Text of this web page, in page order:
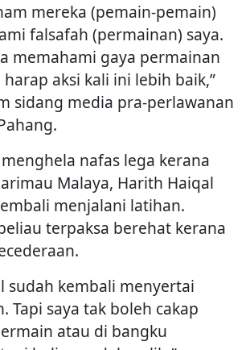
mereka (pemain-pemain)
falsafah (permainan) saya.
memahami gaya permainan
harap aksi kali ini lebih baik,”
sidang media pra-perlawanan
nafas lega kerana
Malaya, Harith Haiqal
menjalani latihan.
terpaksa berehat kerana
sudah kembali menyertai
Tapi saya tak boleh cakap
atau di bangku